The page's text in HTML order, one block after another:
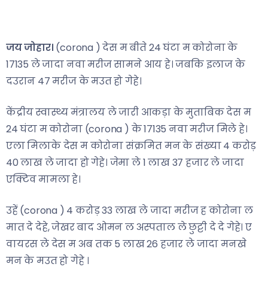
जय जोहार। (corona ) देस म बीते 24 घंटा म कोरोना के
17135 ले जादा नवा मरीज सामने आय हे। जबकि इलाज के
दउरान 47 मरीज के मउत हो गेहे।
केंद्रीय स्वास्थ्य मंत्रालय ले जारी आकड़ा के मुताबिक देस म
24 घंटा म कोरोना (corona ) के 17135 नवा मरीज मिले हे।
एला मिलाके देस म कोरोना संक्रमित मन के संख्या 4 करोड़
40 लाख ले जादा हो गेहे। जेमा ले 1 लाख 37 हजार ले जादा
एक्टिव मामला हे।
उहें (corona ) 4 करोड़ 33 लाख ले जादा मरीज ह कोरोना ल
मात दे देहे, जेखर बाद ओमन ल अस्पताल ले छुट्टी दे दे गेहे। ए
वायरस ले देस म अब तक 5 लाख 26 हजार ले जादा मनखे
मन के मउत हो गेहे ।